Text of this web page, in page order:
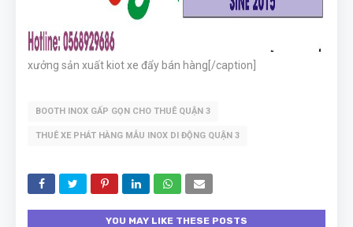
xưởng sản xuất kiot xe đẩy bán hàng[/caption]
BOOTH INOX GẤP GỌN CHO THUÊ QUẬN 3
THUÊ XE PHÁT HÀNG MẪU INOX DI ĐỘNG QUẬN 3
YOU MAY LIKE THESE POSTS